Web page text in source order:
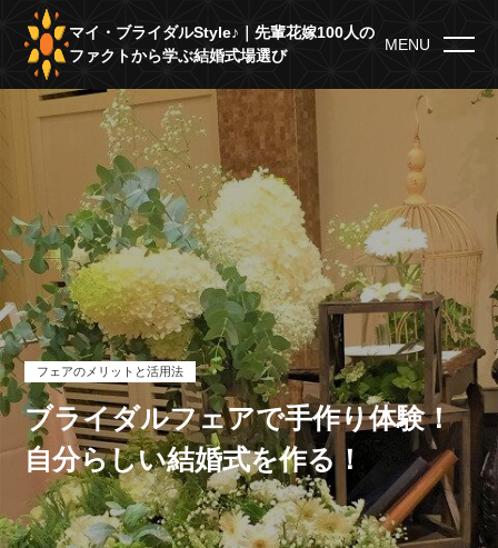
マイ・ブライダルStyle♪｜先輩花嫁100人の
ファクトから学ぶ結婚式場選び
MENU
ブライダルフェアで手作り体験！
自分らしい結婚式を作る！
フェアのメリットと活用法